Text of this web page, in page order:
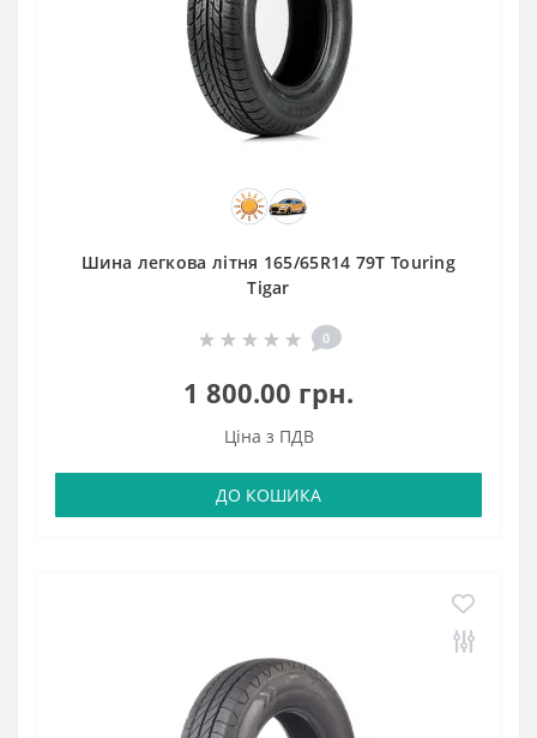
Шина легкова літня 165/65R14 79T Touring
Tigar
0
1 800.00 грн.
Ціна з ПДВ
ДО КОШИКА